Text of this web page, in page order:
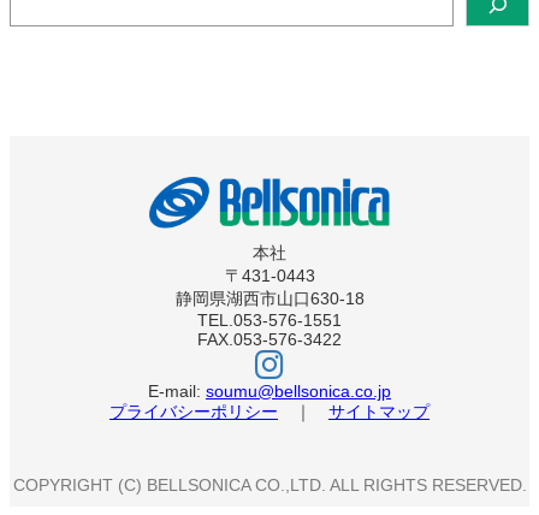
本社
〒431-0443
静岡県湖西市山口630-18
TEL.053-576-1551
FAX.053-576-3422
ベ
ル
ソ
ニ
カ
タ
E-mail: soumu@bellsonica.co.jp
プライバシーポリシー ｜ サイトマップ
COPYRIGHT (C) BELLSONICA CO.,LTD. ALL RIGHTS RESERVED.